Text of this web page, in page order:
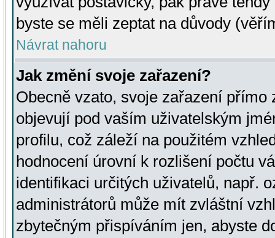
byste se měli zeptat na důvody
Návrat nahoru
Jak změní svoje zařazení?
Obecně vzato, svoje zařazení přímo
objevují pod vaším uživatelským
profilu, což záleží na použitém
hodnocení úrovní k rozlišení počtu
identifikaci určitých uživatelů, např.
administrátorů může mít zvláštní
zbytečným přispíváním jen, abyste